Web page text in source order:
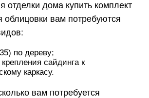
отделки дома купить комплект
облицовки вам потребуются
по дереву;
сайдинга к
каркасу.
вам потребуется